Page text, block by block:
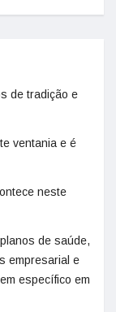
de tradição e
ventania e é
neste
de saúde,
empresarial e
específico em